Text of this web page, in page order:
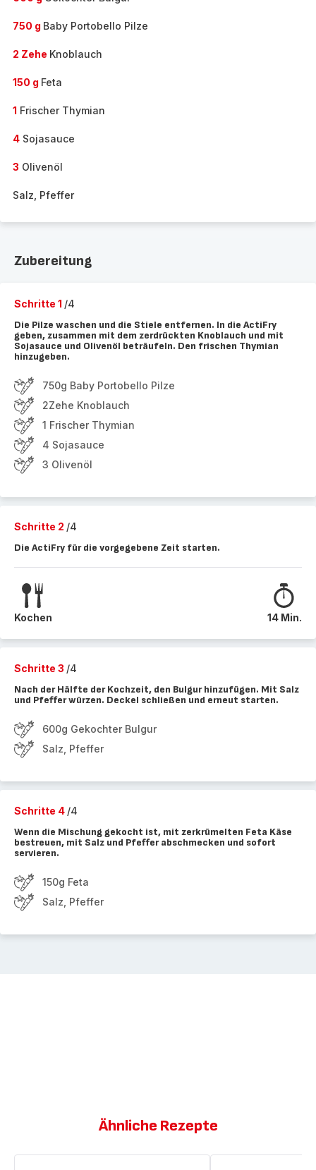
750 g Baby Portobello Pilze
2 Zehe Knoblauch
150 g Feta
1 Frischer Thymian
4 Sojasauce
3 Olivenöl
Salz, Pfeffer
Zubereitung
Schritte 1 /4
Die Pilze waschen und die Stiele entfernen. In die ActiFry
geben, zusammen mit dem zerdrückten Knoblauch und mit
Sojasauce und Olivenöl beträufeln. Den frischen Thymian
hinzugeben.
750g Baby Portobello Pilze
2Zehe Knoblauch
1 Frischer Thymian
4 Sojasauce
3 Olivenöl
Schritte 2 /4
Die ActiFry für die vorgegebene Zeit starten.
Kochen 14 Min.
Schritte 3 /4
Nach der Hälfte der Kochzeit, den Bulgur hinzufügen. Mit Salz
und Pfeffer würzen. Deckel schließen und erneut starten.
600g Gekochter Bulgur
Salz, Pfeffer
Schritte 4 /4
Wenn die Mischung gekocht ist, mit zerkrümelten Feta Käse
bestreuen, mit Salz und Pfeffer abschmecken und sofort
servieren.
150g Feta
Salz, Pfeffer
Ähnliche Rezepte